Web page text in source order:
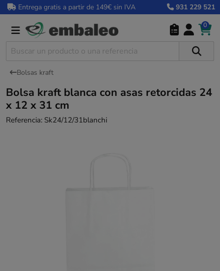
Entrega gratis a partir de 149€ sin IVA 931 229 521
0
Bolsas kraft
Bolsa kraft blanca con asas retorcidas 24
x 12 x 31 cm
Referencia: Sk24/12/31blanchi